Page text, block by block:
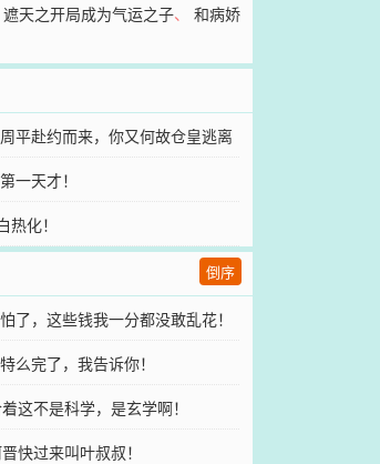
遮天之开局成为气运之子、和病娇
平赴约而来，你又何故仓皇逃离
一天才！
热化！
倒序
了，这些钱我一分都没敢乱花！
么完了，我告诉你！
这不是科学，是玄学啊！
快过来叫叶叔叔！